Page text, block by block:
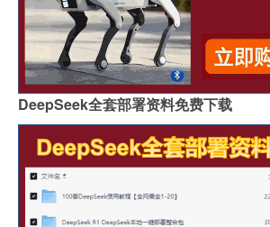
DeepSeek全套部署资料免费下载